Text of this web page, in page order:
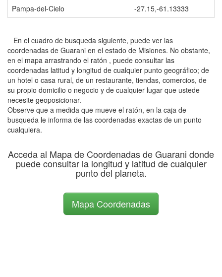
Pampa-del-Cielo
-27.15,-61.13333
En el cuadro de busqueda siguiente, puede ver las
coordenadas de Guarani en el estado de Misiones. No obstante,
en el mapa arrastrando el ratón , puede consultar las
coordenadas latitud y longitud de cualquier punto geográfico; de
un hotel o casa rural, de un restaurante, tiendas, comercios, de
su propio domicilio o negocio y de cualquier lugar que ustede
necesite geoposicionar.
Observe que a medida que mueve el ratón, en la caja de
busqueda le informa de las coordenadas exactas de un punto
cualquiera.
Acceda al Mapa de Coordenadas de Guarani donde
puede consultar la longitud y latitud de cualquier
punto del planeta.
Mapa Coordenadas